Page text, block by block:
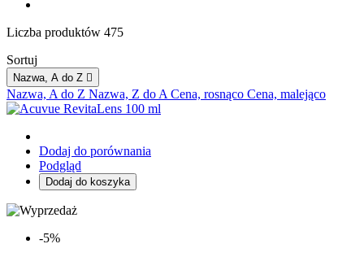
Liczba produktów 475
Sortuj
Nazwa, A do Z 
Nazwa, A do Z Nazwa, Z do A Cena, rosnąco Cena, malejąco
Dodaj do porównania
Podgląd
Dodaj do koszyka
-5%